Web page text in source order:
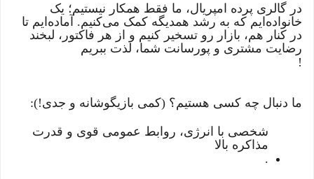
در گالری پرده امپریال، ما فقط همکار نیستیم؛ یک
خانواده‌ایم که به رشد همدیگه کمک می‌کنیم. آماده‌ایم تا
در کنار هم، بازار رو تسخیر کنیم و از هر فاکتور، لبخند
رضایت مشتری و پورسانت شما، لذت ببریم
!
ما دنبال چه کسی هستیم؟ (کمی بازیگوشانه و جدی!):
شخصی با انرژی، روابط عمومی قوی و قدرت
مذاکره بالا
.